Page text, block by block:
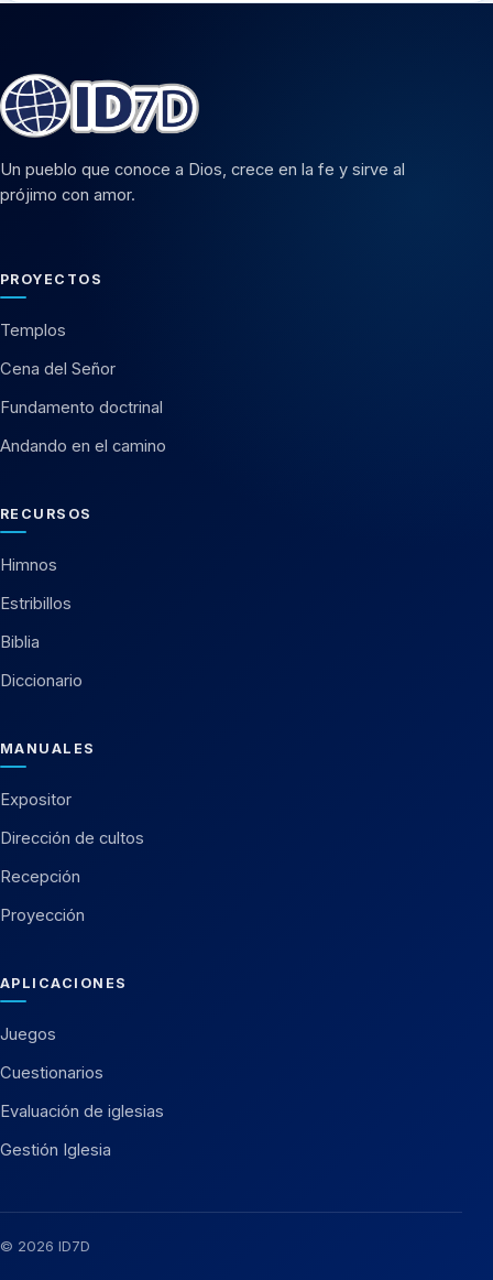
Un pueblo que conoce a Dios, crece en la fe y sirve al
prójimo con amor.
PROYECTOS
Templos
Cena del Señor
Fundamento doctrinal
Andando en el camino
RECURSOS
Himnos
Estribillos
Biblia
Diccionario
MANUALES
Expositor
Dirección de cultos
Recepción
Proyección
APLICACIONES
Juegos
Cuestionarios
Evaluación de iglesias
Gestión Iglesia
© 2026 ID7D